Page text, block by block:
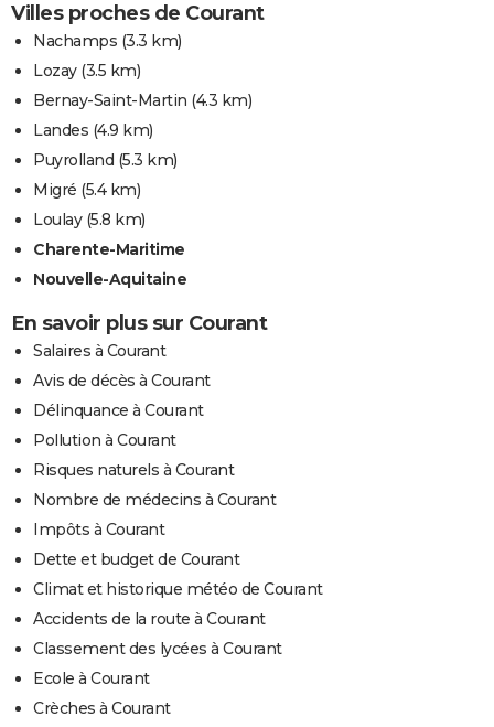
Villes proches de Courant
Nachamps (3.3 km)
Lozay(3.5 km)
Bernay-Saint-Martin (4.3 km)
Landes (4.9 km)
Puyrolland (5.3 km)
Migré (5.4 km)
Loulay(5.8 km)
Charente-Maritime
Nouvelle-Aquitaine
En savoir plus sur Courant
Salaires à Courant
Avis de décès à Courant
Délinquance à Courant
Pollution à Courant
Risques naturels à Courant
Nombre de médecins à Courant
Impôts à Courant
Dette et budget de Courant
Climat et historique météo de Courant
Accidents de la route à Courant
Classement des lycées à Courant
Ecole à Courant
Crèches à Courant